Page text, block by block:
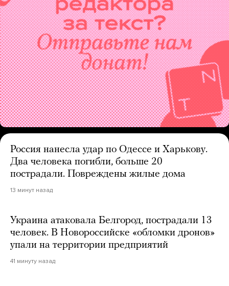
Россия нанесла удар по Одессе и Харькову.
Два человека погибли, больше 20
пострадали. Повреждены жилые дома
13 минут назад
Украина атаковала Белгород, пострадали 13
человек. В Новороссийске «обломки дронов»
упали на территории предприятий
41 минуту назад